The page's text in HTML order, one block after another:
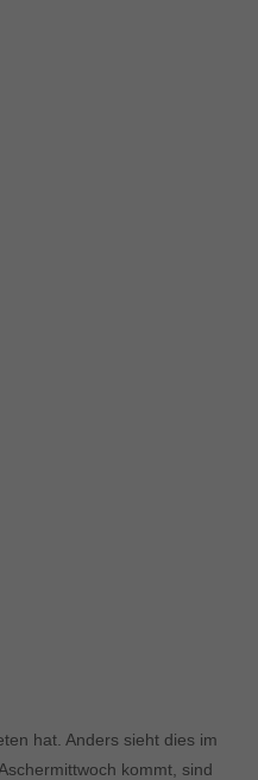
hat. Anders sieht dies im
kommt, sind